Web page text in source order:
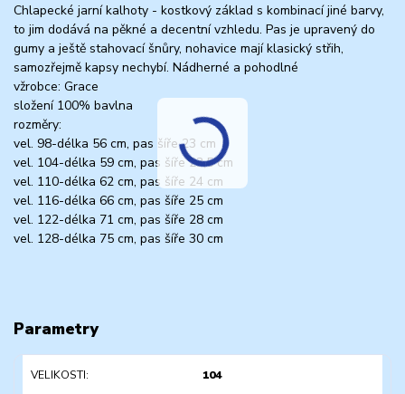
Chlapecké jarní kalhoty - kostkový základ s kombinací jiné barvy,
to jim dodává na pěkné a decentní vzhledu. Pas je upravený do
gumy a ještě stahovací šnůry, nohavice mají klasický střih,
samozřejmě kapsy nechybí. Nádherné a pohodlné
vžrobce: Grace
složení 100% bavlna
rozměry:
vel. 98-délka 56 cm, pas šíře 23 cm
vel. 104-délka 59 cm, pas šíře 23,5 cm
vel. 110-délka 62 cm, pas šíře 24 cm
vel. 116-délka 66 cm, pas šíře 25 cm
vel. 122-délka 71 cm, pas šíře 28 cm
vel. 128-délka 75 cm, pas šíře 30 cm
Parametry
VELIKOSTI 104